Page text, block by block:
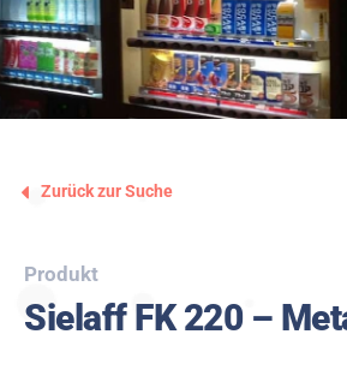
Zurück zur Suche
Produkt
Sielaff FK 220 –